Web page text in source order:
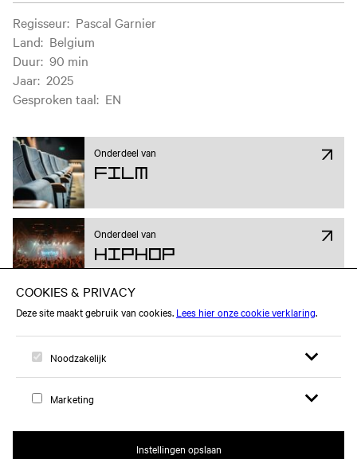
Filminformatie
Regisseur: Pascal Garnier
Land: Belgium
Duur: 90 min
Jaar: 2025
Gesproken taal: EN
Onderdeel van
Film
Onderdeel van
Hiphop